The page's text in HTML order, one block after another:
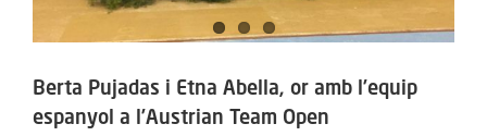
TREBALLA AMB NOSALTRES!
Berta Pujadas i Etna Abella, or amb l’equip
espanyol a l’Austrian Team Open